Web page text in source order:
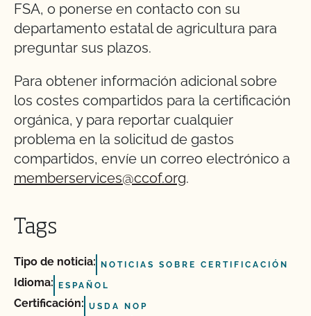
FSA, o ponerse en contacto con su
departamento estatal de agricultura para
preguntar sus plazos.
Para obtener información adicional sobre
los costes compartidos para la certificación
orgánica, y para reportar cualquier
problema en la solicitud de gastos
compartidos, envíe un correo electrónico a
memberservices@ccof.org.
Tags
Tipo de noticia: NOTICIAS SOBRE CERTIFICACIÓN
Idioma: ESPAÑOL
Certificación: USDA NOP